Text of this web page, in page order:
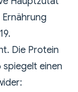
Die Protein
einen